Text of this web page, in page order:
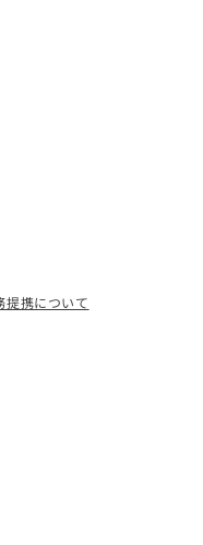
提携について